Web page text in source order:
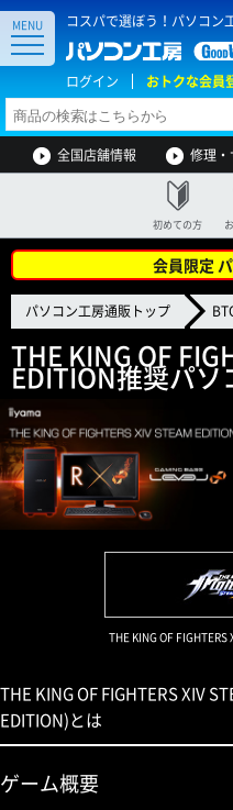
コスパで選ぼう！パソコン
ログイン おトクな会員
MENU
全国店舗情報 修理・
初めての方
会員限定
パソコン工房通販トップ
THE KING OF
EDITION推奨パソ
THE KING OF
THE KING OF FIGHTERS XIV
EDITION)とは
ゲーム概要